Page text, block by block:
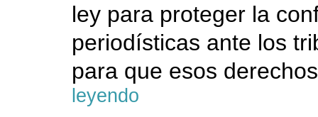
ley para proteger la
periodísticas ante los
para que esos
leyendo